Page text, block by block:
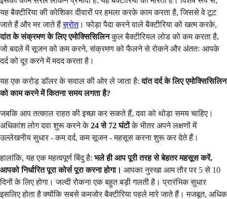
यह बैक्टीरिया की कोशिका दीवारों पर हमला करके काम करता है, जिससे वे टूट
जाते हैं और मर जाते हैंस्रोत। फोड़ा पैदा करने वाले बैक्टीरिया को खत्म करके,
दांत के संक्रमण के लिए एमोक्सिसिलिनकुल बैक्टीरियल लोड को कम करता है,
जो बदले में सूजन को कम करने, संक्रमण को फैलने से रोकने और अंततः आपके
दर्द को दूर करने में मदद करता है।
यह एक करोड़ डॉलर के सवाल की ओर ले जाता है:दांत दर्द के लिए एमोक्सिसिलिन
को काम करने में कितना समय लगता है?
जबकि आप तत्काल राहत की इच्छा कर सकते हैं, दवा को थोड़ा समय चाहिए।
अधिकांश लोग दवा शुरू करने के24 से 72 घंटोंके भीतर अपने लक्षणों में
उल्लेखनीय सुधार - कम दर्द, कम सूजन - महसूस करना शुरू कर देते हैं।
हालांकि, यह एक महत्वपूर्ण बिंदु है: भले ही आप पूरी तरह से बेहतर महसूस करें,
आपको निर्धारित पूरा कोर्स पूरा करना होगा। आपका नुस्खा आम तौर पर 5 से 10
दिनों के लिए होगा। जल्दी रोकना एक बहुत बड़ी गलती है। प्रारंभिक सुधार
इसलिए होता है क्योंकि सबसे कमजोर बैक्टीरिया पहले मारे जाते हैं। मजबूत, अधिक